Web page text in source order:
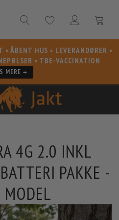
• ÅBENT HUS • LEVERANDØRER •
• TBE-VACCINATION
MERE →
4G 2.0 INKL
PAKKE -